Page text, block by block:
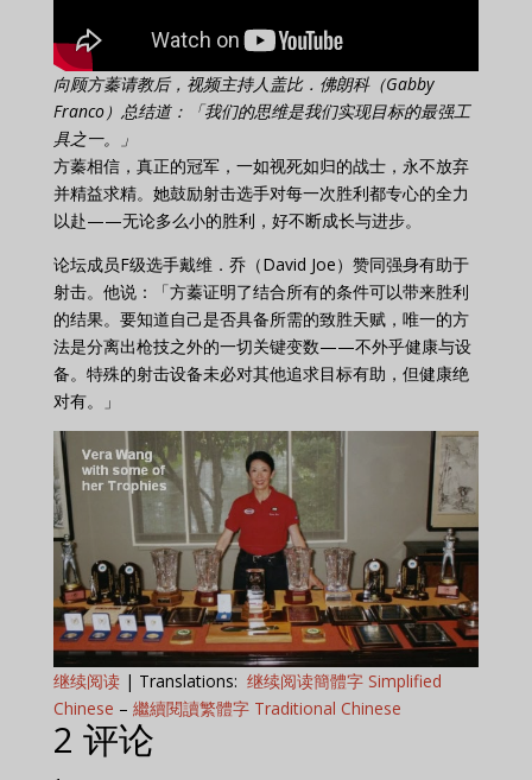
向顾方蓁请教后，视频主持人盖比．佛朗科（Gabby
Franco）总结道：「我们的思维是我们实现目标的最强工
具之一。」
方蓁相信，真正的冠军，一如视死如归的战士，永不放弃
并精益求精。她鼓励射击选手对每一次胜利都专心的全力
以赴——无论多么小的胜利，好不断成长与进步。
论坛成员F级选手戴维．乔（David Joe）赞同强身有助于
射击。他说：「方蓁证明了结合所有的条件可以带来胜利
的结果。要知道自己是否具备所需的致胜天赋，唯一的方
法是分离出枪技之外的一切关键变数——不外乎健康与设
备。特殊的射击设备未必对其他追求目标有助，但健康绝
对有。」
继续阅读| Translations: 继续阅读簡體字 Simplified
Chinese – 繼續閱讀繁體字 Traditional Chinese
2 评论